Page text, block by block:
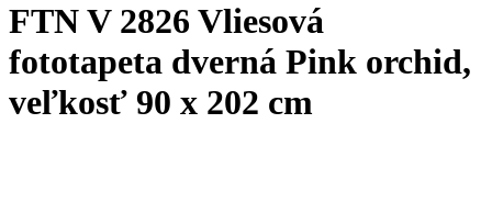
FTN V 2826 Vliesová
fototapeta dverná Pink orchid,
veľkosť 90 x 202 cm